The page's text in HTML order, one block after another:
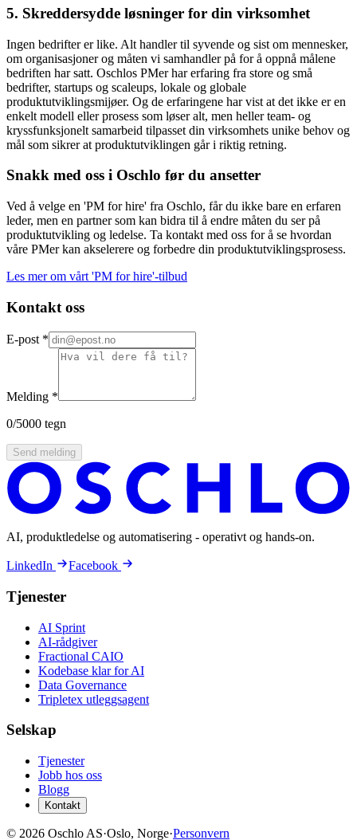
5. Skreddersydde løsninger for din virksomhet
Ingen bedrifter er like. Alt handler til syvende og sist om mennesker,
om organisasjoner og måten vi samhandler på for å oppnå målene
bedriften har satt. Oschlos PMer har erfaring fra store og små
bedrifter, startups og scaleups, lokale og globale
produktutviklingsmijøer. Og de erfaringene har vist at det ikke er en
enkelt modell eller prosess som løser alt, men heller team- og
kryssfunksjonelt samarbeid tilpasset din virksomhets unike behov og
mål som sikrer at produktutviklingen går i riktig retning.
Snakk med oss i Oschlo før du ansetter
Ved å velge en 'PM for hire' fra Oschlo, får du ikke bare en erfaren
leder, men en partner som kan bidra til å endre måten du ser på
produktutvikling og ledelse. Ta kontakt med oss for å se hvordan
våre PMer kan akselerere og forbedre din produktutviklingsprosess.
Les mer om vårt 'PM for hire'-tilbud
Kontakt oss
E-post *
Melding *
0/5000 tegn
Send melding
AI, produktledelse og automatisering - operativt og hands-on.
LinkedIn Facebook
Tjenester
AI Sprint
AI-rådgiver
Fractional CAIO
Kodebase klar for AI
Data Governance
Tripletex utleggsagent
Selskap
Tjenester
Jobb hos oss
Blogg
Kontakt
© 2026 Oschlo AS·Oslo, Norge·Personvern